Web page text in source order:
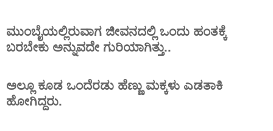
ಮುಂಬೈಯಲ್ಲಿರುವಾಗ ಜೀವನದಲ್ಲಿ ಒಂದು ಹಂತಕ್ಕೆ
ಬರಬೇಕು ಅನ್ನುವದೇ ಗುರಿಯಾಗಿತ್ತು..
ಅಲ್ಲೂ ಕೂಡ ಒಂದೆರಡು ಹೆಣ್ಣು ಮಕ್ಕಳು ಎಡತಾಕಿ
ಹೋಗಿದ್ದರು.